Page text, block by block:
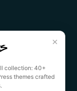
✕
collection: 40+
themes crafted